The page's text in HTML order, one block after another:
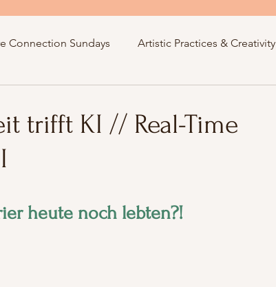
Connection Sundays Artistic Practices & Creativity
trifft KI // Real-Time
heute noch lebten?!